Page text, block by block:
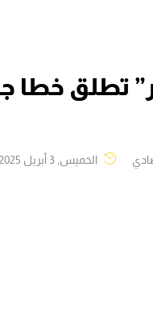
تطلق خطا
الخميس, 3 أبريل 2025, 20:25